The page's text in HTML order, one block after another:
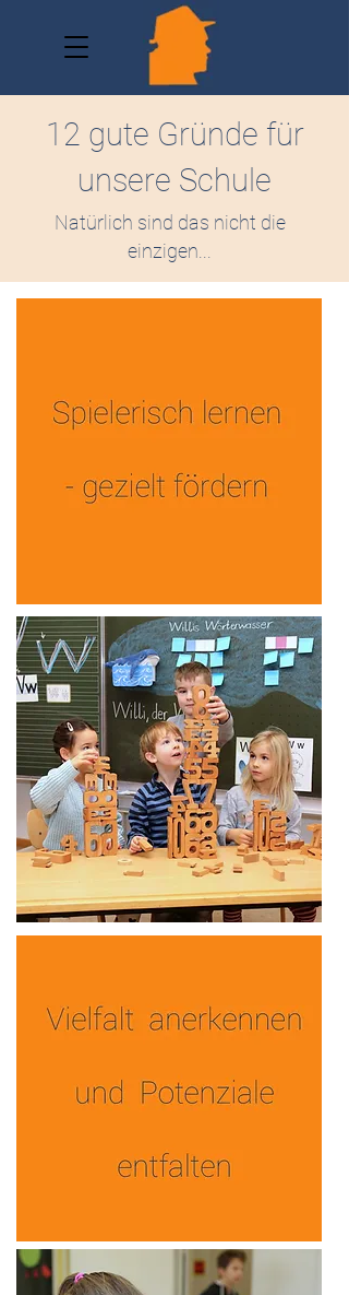
12 gute Gründe für
unsere Schule
Natürlich sind das nicht die
einzigen...